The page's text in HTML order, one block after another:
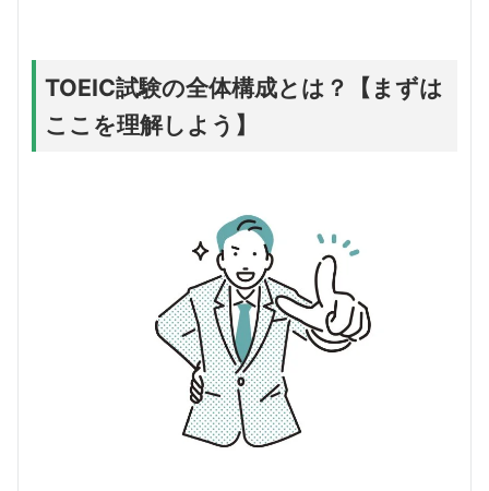
TOEIC試験の全体構成とは？【まずは
ここを理解しよう】